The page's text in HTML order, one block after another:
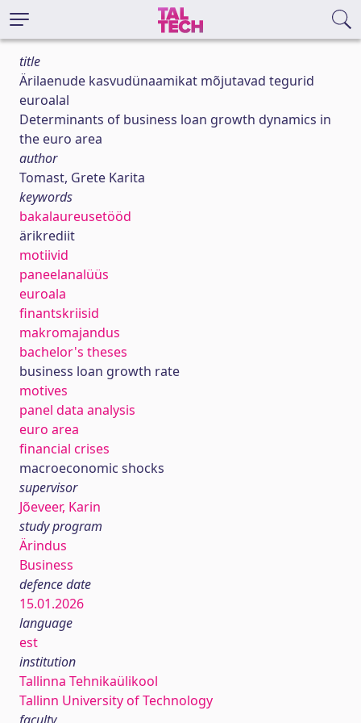
title
Ärilaenude kasvudünaamikat mõjutavad tegurid
euroalal
Determinants of business loan growth dynamics in
the euro area
author
Tomast, Grete Karita
keywords
bakalaureusetööd
ärikrediit
motiivid
paneelanalüüs
euroala
finantskriisid
makromajandus
bachelor's theses
business loan growth rate
motives
panel data analysis
euro area
financial crises
macroeconomic shocks
supervisor
Jõeveer, Karin
study program
Ärindus
Business
defence date
15.01.2026
language
est
institution
Tallinna Tehnikaülikool
Tallinn University of Technology